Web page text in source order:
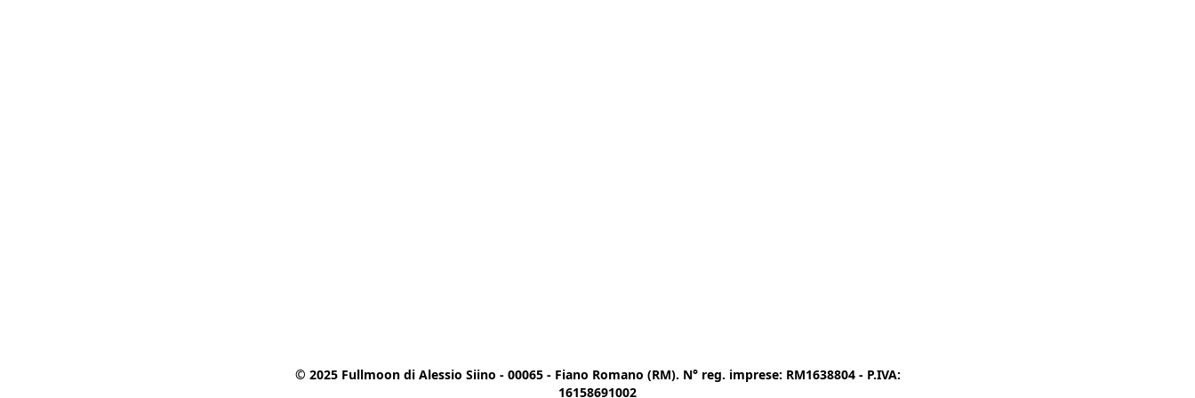
© 2025 Fullmoon di Alessio Siino - 00065 - Fiano Romano (RM). N° reg. imprese: RM1638804 - P.IVA:
16158691002